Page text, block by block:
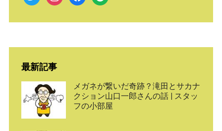
最新記事
メガネが繋いだ奇跡？滝田とサカナ
クション山口一郎さんの話 | スタッ
フの小部屋